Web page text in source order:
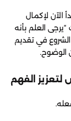
الآن لإكمال
العلم بأنه
في تقديم
الوضوح.